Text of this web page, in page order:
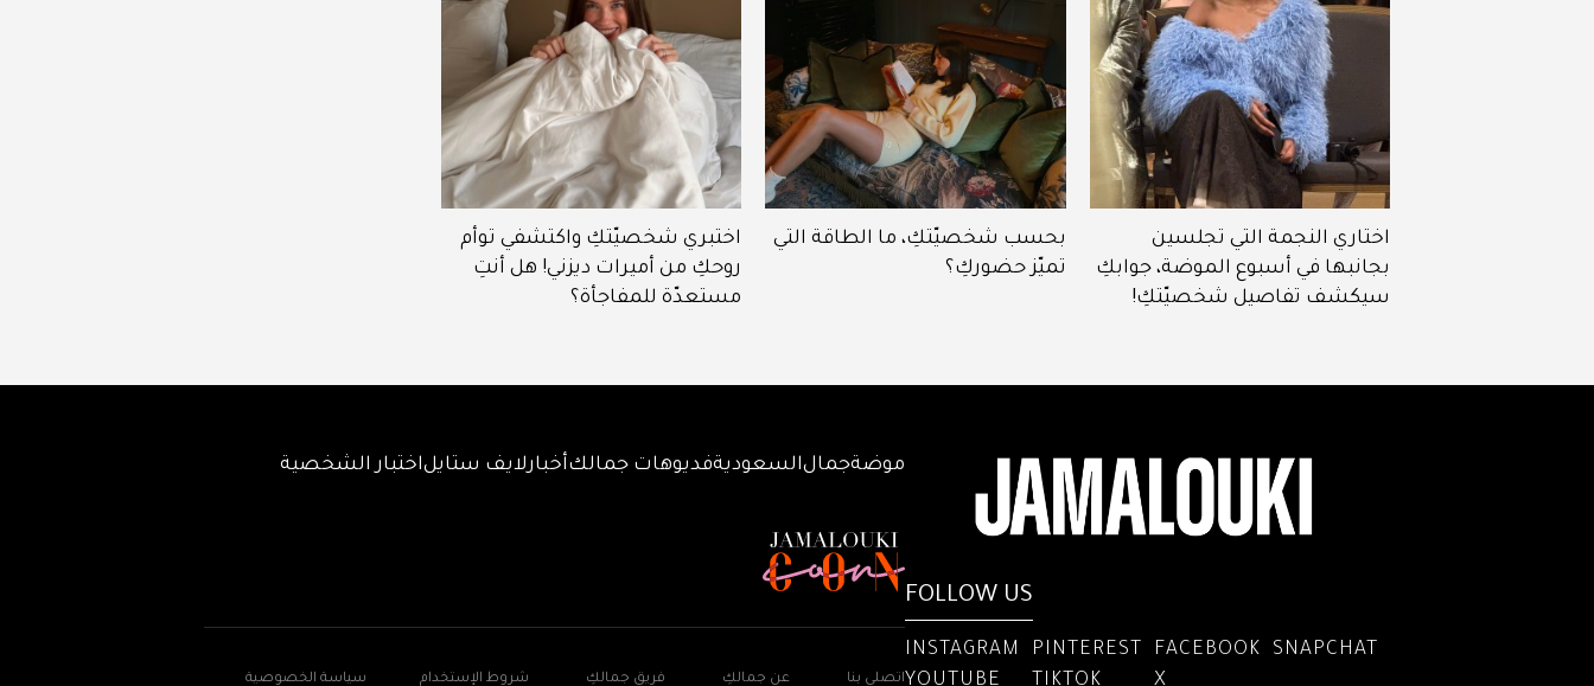
اختاري النجمة التي تجلسين
بجانبها في أسبوع الموضة، جوابكِ
سيكشف تفاصيل شخصيّتكِ!
بحسب شخصيّتكِ، ما الطاقة التي
تميّز حضوركِ؟
اختبري شخصيّتكِ واكتشفي توأم
روحكِ من أميرات ديزني! هل أنتِ
مستعدّة للمفاجأة؟
FOLLOW US
INSTAGRAM PINTEREST FACEBOOK
SNAPCHAT
YOUTUBE
TIKTOK X
موضةجمالالسعوديةفديوهات جمالكأخبارلايف ستايلاختبار الشخصية
اتصلي بنا عن جمالكِ فريق جمالكِ شروط الإستخدام سياسة الخصوصية